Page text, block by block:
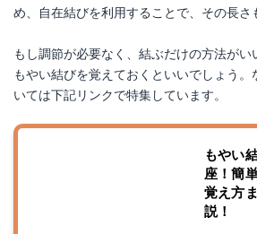
め、自在結びを利用することで、その長さ
もし調節が必要なく、結ぶだけの方法がい
もやい結びを覚えておくといいでしょう。
いては下記リンクで特集しています。
もやい
座！簡
覚え方
説！